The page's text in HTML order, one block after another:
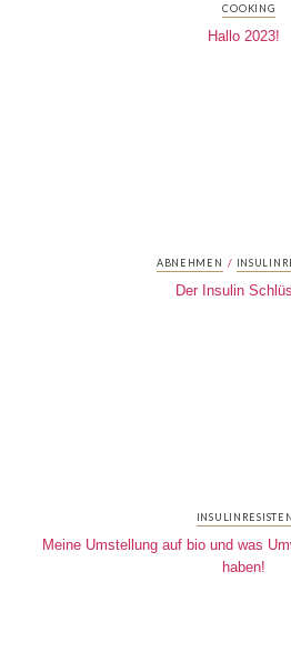
COOKING
Hallo 2023!
ABNEHMEN /
Der Insulin
Meine Umstellung auf bio und was
haben!